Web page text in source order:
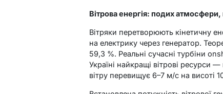
Вітрова енергія: подих
Вітряки перетворюють кінетичну
на електрику через генератор.
59,3 %. Реальні сучасні турбіни
Україні найкращі вітрові ресурси
вітру перевищує 6–7 м/с на висоті